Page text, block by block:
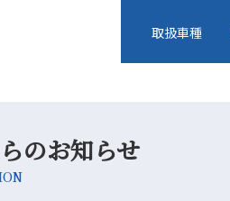
取扱車種
のお知らせ